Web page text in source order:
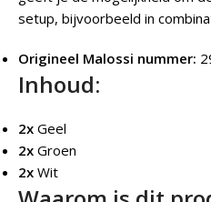
setup, bijvoorbeeld in
Origineel Malossi nummer:
Inhoud:
2x Geel
2x Groen
2x Wit